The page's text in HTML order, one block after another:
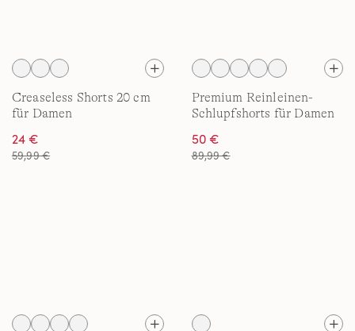
Creaseless Shorts 20 cm
für Damen
24 €
59,99 €
Premium Reinleinen-
Schlupfshorts für Damen
50 €
89,99 €